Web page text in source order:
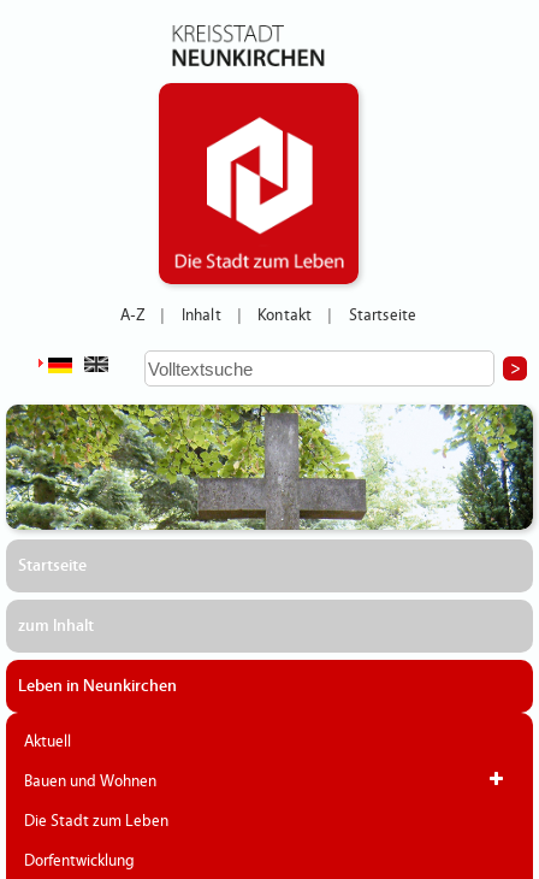
A-Z Inhalt Kontakt Startseite
Startseite
zum Inhalt
Leben in Neunkirchen
Aktuell
Bauen und Wohnen
Die Stadt zum Leben
Dorfentwicklung